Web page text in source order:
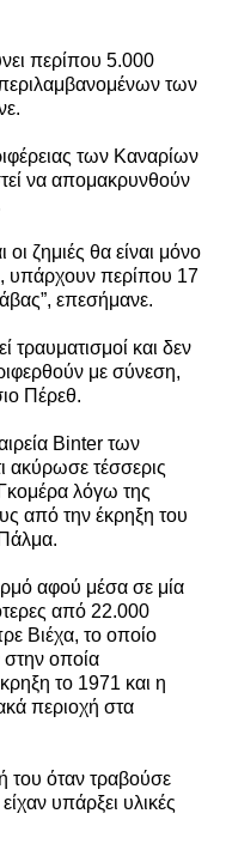
περίπου 5.000
των
των Καναρίων
να απομακρυνθούν
οι ζημιές θα είναι μόνο
υπάρχουν περίπου 17
επεσήμανε.
τραυματισμοί και δεν
με σύνεση,
Πέρεθ.
Binter των
ακύρωσε τέσσερις
λόγω της
από την έκρηξη του
Πάλμα.
αφού μέσα σε μία
από 22.000
Βιέχα, το οποίο
στην οποία
το 1971 και η
περιοχή στα
του όταν τραβούσε
υπάρξει υλικές